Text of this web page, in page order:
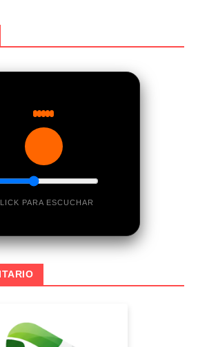
PARA ESCUCHAR